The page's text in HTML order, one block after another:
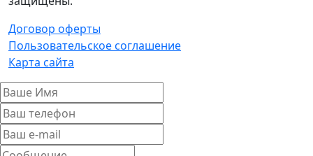
Договор оферты
Пользовательское соглашение
Карта сайта